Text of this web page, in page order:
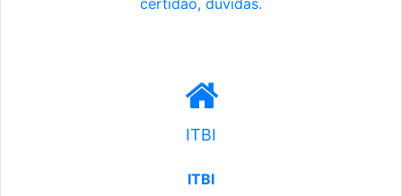
certidão, dúvidas.
ITBI
ITBI